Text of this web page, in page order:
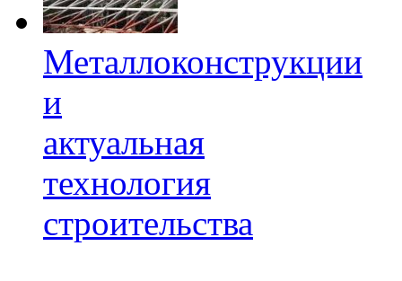
Металлоконструкции
и
актуальная
технология
строительства